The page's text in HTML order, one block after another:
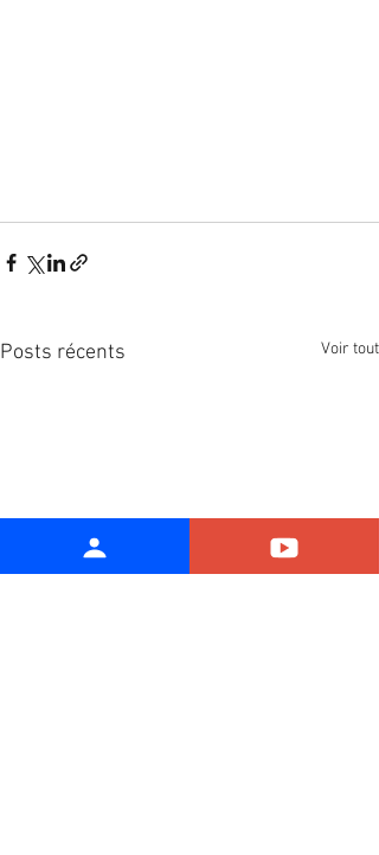
Posts récents Voir tout